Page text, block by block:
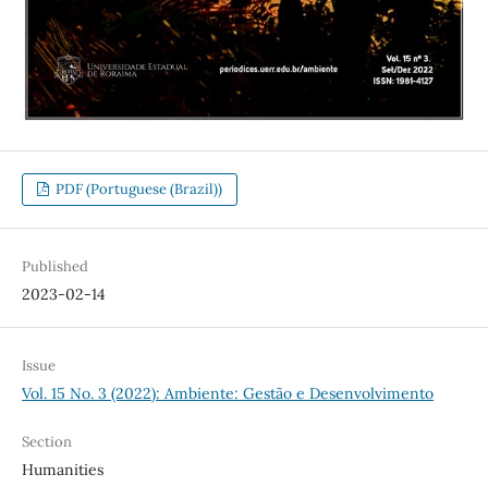
PDF (Portuguese (Brazil))
Published
2023-02-14
Issue
Vol. 15 No. 3 (2022): Ambiente: Gestão e Desenvolvimento
Section
Humanities